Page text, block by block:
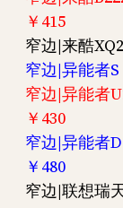
￥415
窄边|来酷
窄边|异能者S
窄边|异能者
￥430
窄边|异能者
￥480
窄边|联想瑞